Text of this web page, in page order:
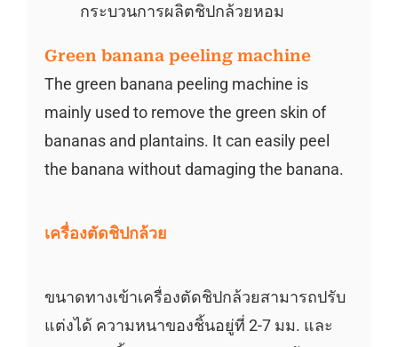
กระบวนการผลิตชิปกล้วยหอม
Green banana peeling machine
The green banana peeling machine is
mainly used to remove the green skin of
bananas and plantains. It can easily peel
the banana without damaging the banana.
เครื่องตัดชิปกล้วย
ขนาดทางเข้าเครื่องตัดชิปกล้วยสามารถปรับ
แต่งได้ ความหนาของชิ้นอยู่ที่ 2-7 มม. และ